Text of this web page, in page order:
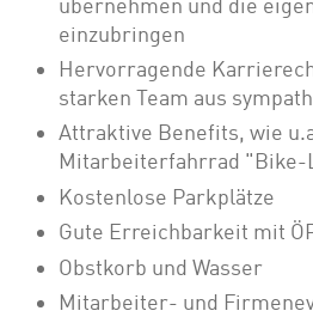
übernehmen und die
einzubringen
Hervorragende
starken Team aus
Attraktive Benefits, wie
Mitarbeiterfahrrad "Bike-
Kostenlose Parkplätze
Gute Erreichbarkeit mit
Obstkorb und Wasser
Mitarbeiter- und